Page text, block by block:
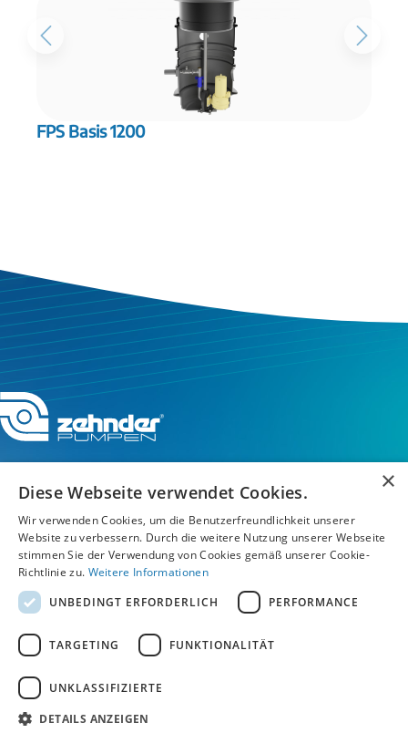
FPS Basis 1200
Service-Hotline
Service
Unternehmen
AGB
×
Diese Webseite verwendet Cookies.
Wir verwenden Cookies, um die Benutzerfreundlichkeit unserer
Website zu verbessern. Durch die weitere Nutzung unserer Webseite
stimmen Sie der Verwendung von Cookies gemäß unserer Cookie-
Richtlinie zu. Weitere Informationen
UNBEDINGT ERFORDERLICH
PERFORMANCE
TARGETING FUNKTIONALITÄT
UNKLASSIFIZIERTE
DETAILS ANZEIGEN